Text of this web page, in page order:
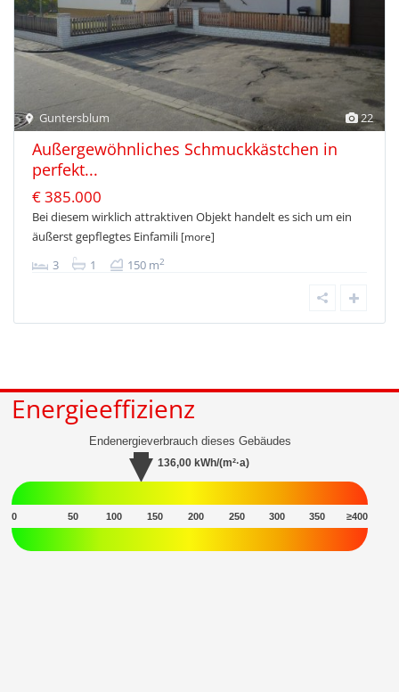
22
Guntersblum
Außergewöhnliches Schmuckkästchen in
perfekt...
€ 385.000
Bei diesem wirklich attraktiven Objekt handelt es sich um ein
äußerst gepflegtes Einfamili [more]
3 1 150 m2
Energieeffizienz
Endenergieverbrauch dieses Gebäudes
136,00 kWh/(m²·a)
0 50 100 150 200 250 300 350 ≥400